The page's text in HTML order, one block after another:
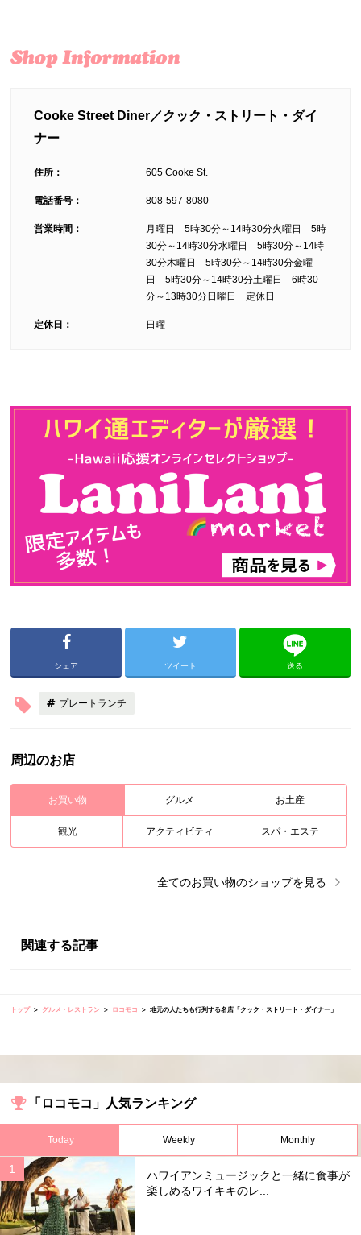
Cooke Street Diner／クック・ストリート・ダイ
ナー
住所： 605 Cooke St.
電話番号： 808-597-8080
営業時間：
月曜日 5時30分～14時30分火曜日 5時
30分～14時30分水曜日 5時30分～14時
30分木曜日 5時30分～14時30分金曜
日 5時30分～14時30分土曜日 6時30
分～13時30分日曜日 定休日
定休日： 日曜
シェア ツイート 送る
プレートランチ
周辺のお店
お買い物 グルメ お土産
観光 アクティビティ スパ・エステ
全てのお買い物のショップを見る
関連する記事
トップ グルメ・レストラン ロコモコ 地元の人たちも行列する名店「クック・ストリート・ダイナー」
「ロコモコ」人気ランキング
Today Weekly Monthly
ハワイアンミュージックと一緒に食事が
楽しめるワイキキのレ...